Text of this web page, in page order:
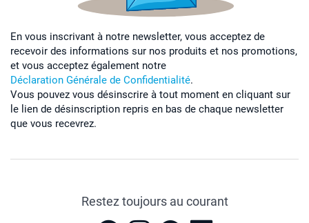
En vous inscrivant à notre newsletter, vous acceptez de
recevoir des informations sur nos produits et nos promotions,
et vous acceptez également notre
Déclaration Générale de Confidentialité.
Vous pouvez vous désinscrire à tout moment en cliquant sur
le lien de désinscription repris en bas de chaque newsletter
que vous recevrez.
Restez toujours au courant